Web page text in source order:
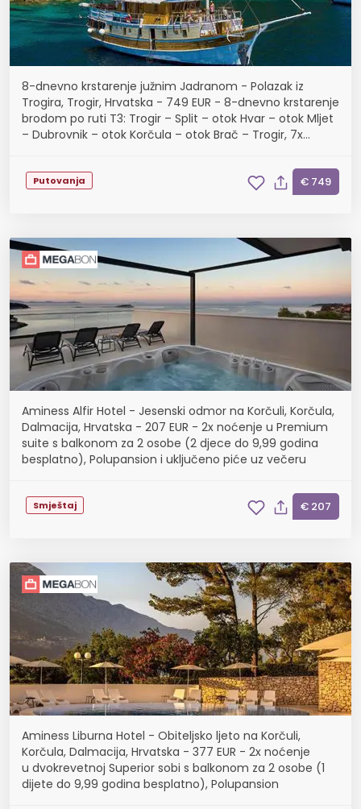
8-dnevno krstarenje južnim Jadranom - Polazak iz
Trogira, Trogir, Hrvatska - 749 EUR - 8-dnevno krstarenje
brodom po ruti T3: Trogir – Split – otok Hvar – otok Mljet
– Dubrovnik – otok Korčula – otok Brač – Trogir, 7x
Putovanja € 749
Aminess Alfir Hotel - Jesenski odmor na Korčuli, Korčula,
Dalmacija, Hrvatska - 207 EUR - 2x noćenje u Premium
suite s balkonom za 2 osobe (2 djece do 9,99 godina
besplatno), Polupansion i uključeno piće uz večeru
Smještaj € 207
Aminess Liburna Hotel - Obiteljsko ljeto na Korčuli,
Korčula, Dalmacija, Hrvatska - 377 EUR - 2x noćenje
u dvokrevetnoj Superior sobi s balkonom za 2 osobe (1
dijete do 9,99 godina besplatno), Polupansion